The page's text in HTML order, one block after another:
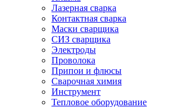
Лазерная сварка
Контактная сварка
Маски сварщика
СИЗ сварщика
Электроды
Проволока
Припои и флюсы
Сварочная химия
Инструмент
Тепловое оборудование